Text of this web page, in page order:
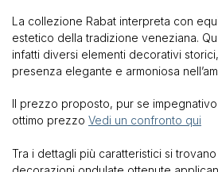
La collezione Rabat interpreta con
estetico della tradizione veneziana.
infatti diversi elementi decorativi
presenza elegante e armoniosa
Il prezzo proposto, pur se
ottimo prezzo Vedi un confronto qui
Tra i dettagli più caratteristici si